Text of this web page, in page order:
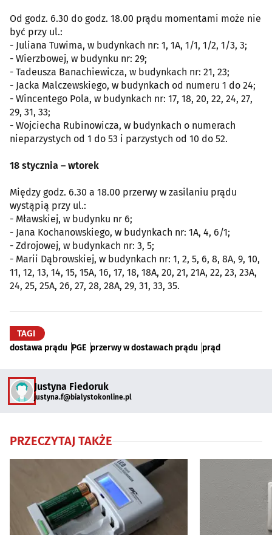
Od godz. 6.30 do godz. 18.00 prądu momentami może nie
być przy ul.:
- Juliana Tuwima, w budynkach nr: 1, 1A, 1/1, 1/2, 1/3, 3;
- Wierzbowej, w budynku nr: 29;
- Tadeusza Banachiewicza, w budynkach nr: 21, 23;
- Jacka Malczewskiego, w budynkach od numeru 1 do 24;
- Wincentego Pola, w budynkach nr: 17, 18, 20, 22, 24, 27,
29, 31, 33;
- Wojciecha Rubinowicza, w budynkach o numerach
nieparzystych od 1 do 53 i parzystych od 10 do 52.
18 stycznia – wtorek
Między godz. 6.30 a 18.00 przerwy w zasilaniu prądu
wystąpią przy ul.:
- Mławskiej, w budynku nr 6;
- Jana Kochanowskiego, w budynkach nr: 1A, 4, 6/1;
- Zdrojowej, w budynkach nr: 3, 5;
- Marii Dąbrowskiej, w budynkach nr: 1, 2, 5, 6, 8, 8A, 9, 10,
11, 12, 13, 14, 15, 15A, 16, 17, 18, 18A, 20, 21, 21A, 22, 23, 23A,
24, 25, 25A, 26, 27, 28, 28A, 29, 31, 33, 35.
TAGI
dostawa prądu PGE przerwy w dostawach prądu prąd
Justyna Fiedoruk
justyna.f@bialystokonline.pl
PRZECZYTAJ TAKŻE